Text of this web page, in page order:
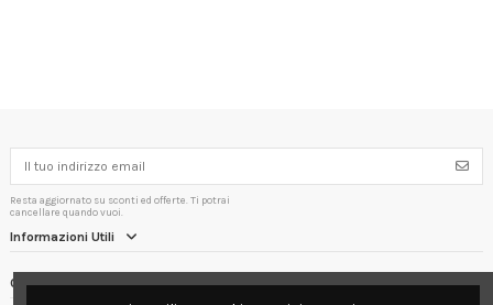
Resta aggiornato su sconti ed offerte. Ti potrai
cancellare quando vuoi.
Informazioni Utili
Contact us